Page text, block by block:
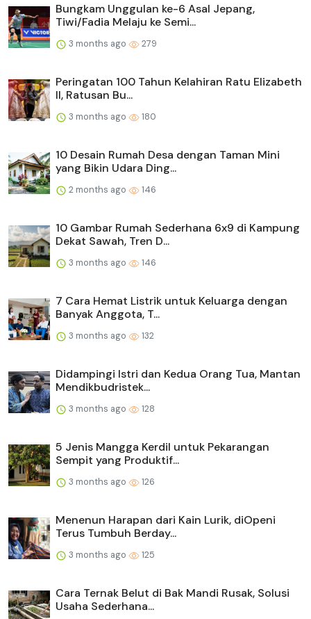
Bungkam Unggulan ke-6 Asal Jepang,
Tiwi/Fadia Melaju ke Semi...
3 months ago 279
Peringatan 100 Tahun Kelahiran Ratu Elizabeth
II, Ratusan Bu...
3 months ago 180
10 Desain Rumah Desa dengan Taman Mini
yang Bikin Udara Ding...
2 months ago 146
10 Gambar Rumah Sederhana 6x9 di Kampung
Dekat Sawah, Tren D...
3 months ago 146
7 Cara Hemat Listrik untuk Keluarga dengan
Banyak Anggota, T...
3 months ago 132
Didampingi Istri dan Kedua Orang Tua, Mantan
Mendikbudristek...
3 months ago 128
5 Jenis Mangga Kerdil untuk Pekarangan
Sempit yang Produktif...
3 months ago 126
Menenun Harapan dari Kain Lurik, diOpeni
Terus Tumbuh Berday...
3 months ago 125
Cara Ternak Belut di Bak Mandi Rusak, Solusi
Usaha Sederhana...